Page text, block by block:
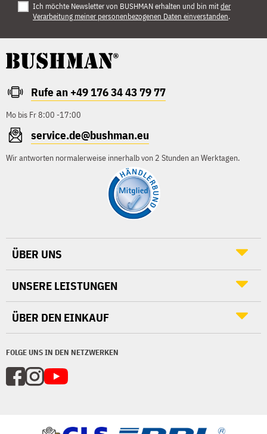
Ich möchte Newsletter von BUSHMAN erhalten und bin mitder
Verarbeitung meiner personenbezogenen Daten einverstanden.
Rufe an +49 176 34 43 79 77
Mo bis Fr 8:00 -17:00
service.de@bushman.eu
Wir antworten normalerweise innerhalb von 2 Stunden an Werktagen.
FOLGE UNS IN DEN NETZWERKEN
ÜBER UNS
UNSERE LEISTUNGEN
ÜBER DEN EINKAUF